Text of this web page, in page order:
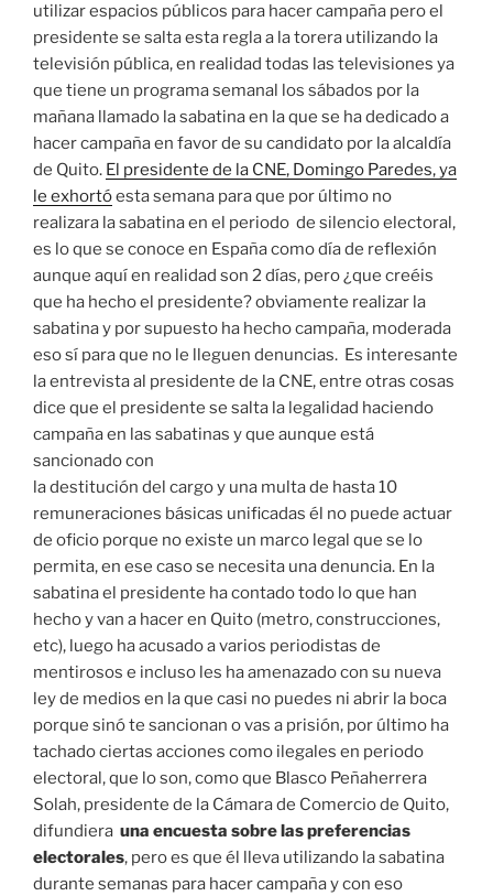
utilizar espacios públicos para hacer campaña pero el
presidente se salta esta regla a la torera utilizando la
televisión pública, en realidad todas las televisiones ya
que tiene un programa semanal los sábados por la
mañana llamado la sabatina en la que se ha dedicado a
hacer campaña en favor de su candidato por la alcaldía
de Quito. El presidente de la CNE, Domingo Paredes, ya
le exhortóesta semana para que por último no
realizara la sabatina en el periodo de silencio electoral,
es lo que se conoce en España como día de reflexión
aunque aquí en realidad son 2 días, pero ¿que creéis
que ha hecho el presidente? obviamente realizar la
sabatina y por supuesto ha hecho campaña, moderada
eso sí para que no le lleguen denuncias. Es interesante
la entrevista al presidente de la CNE, entre otras cosas
dice que el presidente se salta la legalidad haciendo
campaña en las sabatinas y que aunque está
sancionado con
la destitución del cargo y una multa de hasta 10
remuneraciones básicas unificadas él no puede actuar
de oficio porque no existe un marco legal que se lo
permita, en ese caso se necesita una denuncia. En la
sabatina el presidente ha contado todo lo que han
hecho y van a hacer en Quito (metro, construcciones,
etc), luego ha acusado a varios periodistas de
mentirosos e incluso les ha amenazado con su nueva
ley de medios en la que casi no puedes ni abrir la boca
porque sinó te sancionan o vas a prisión, por último ha
tachado ciertas acciones como ilegales en periodo
electoral, que lo son, como que Blasco Peñaherrera
Solah, presidente de la Cámara de Comercio de Quito,
difundiera una encuesta sobre las preferencias
electorales, pero es que él lleva utilizando la sabatina
durante semanas para hacer campaña y con eso